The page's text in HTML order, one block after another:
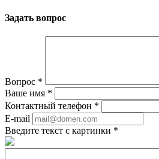
Задать вопрос
Вопрос *
Ваше имя *
Контактный телефон *
E-mail
Введите текст с картинки *